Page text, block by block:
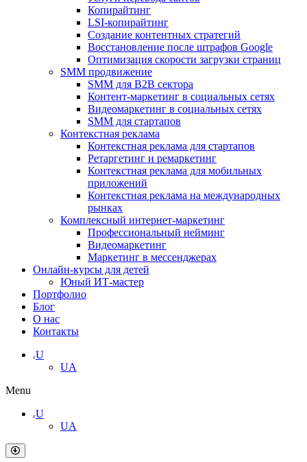
Копирайтинг
LSI-копирайтинг
Создание контентных стратегий
Восстановление после штрафов Google
Оптимизация скорости загрузки страниц
SMM продвижение
SMM для B2B сектора
Контент-маркетинг в социальных сетях
Видеомаркетинг в социальных сетях
SMM для стартапов
Контекстная реклама
Контекстная реклама для стартапов
Ретаргетинг и ремаркетинг
Контекстная реклама для мобильных
приложений
Контекстная реклама на международных
рынках
Комплексный интернет-маркетинг
Профессиональный нейминг
Видеомаркетинг
Маркетинг в мессенджерах
Онлайн-курсы для детей
Юный ИТ-мастер
Портфолио
Блог
О нас
Контакты
ᵣU
UA
Menu
ᵣU
UA